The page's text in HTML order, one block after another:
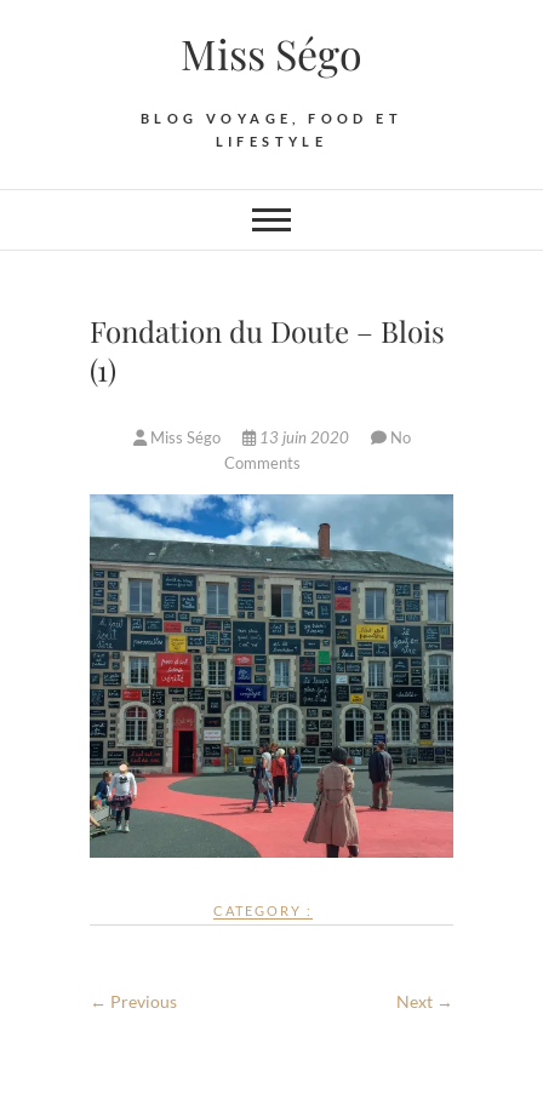
Miss Ségo
BLOG VOYAGE, FOOD ET
LIFESTYLE
Fondation du Doute – Blois
(1)
Miss Ségo 13 juin 2020
No
Comments
CATEGORY :
← Previous Next →